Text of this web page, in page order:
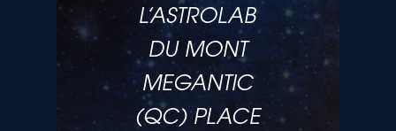
L’ASTROLAB
DU MONT
MEGANTIC
(QC) PLACE